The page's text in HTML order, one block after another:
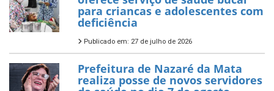
para criancas e adolescentes com
deficiência
Publicado em: 27 de julho de 2026
Prefeitura de Nazaré da Mata
realiza posse de novos servidores